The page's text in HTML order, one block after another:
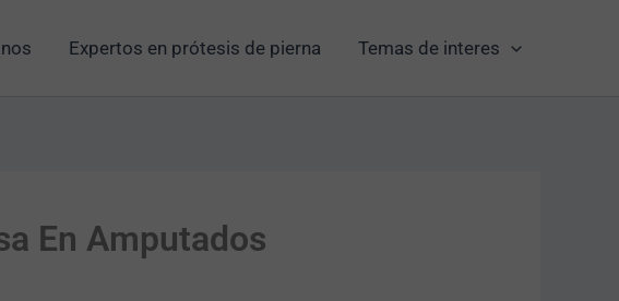
Expertos en prótesis de pierna Temas de interes
En Amputados